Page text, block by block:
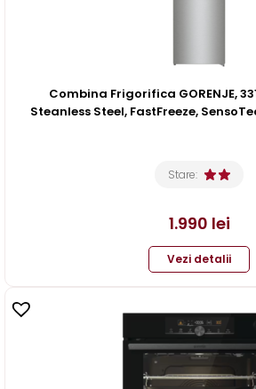
Combina Frigorifica GORENJE,
Steanless Steel, FastFreeze,
Stare:
1.990 lei
Vezi detalii